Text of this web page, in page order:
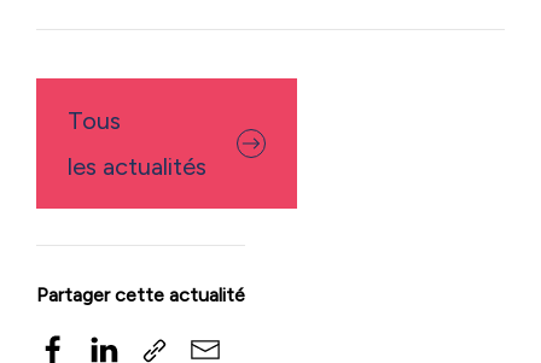
Tous
les actualités
Partager cette actualité